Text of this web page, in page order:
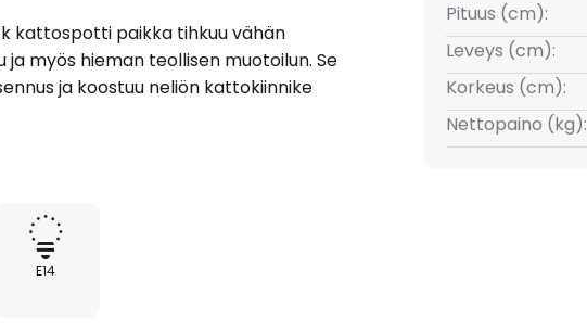
kattospotti paikka tihkuu vähän
myös hieman teollisen muotoilun. Se
ja koostuu neliön kattokiinnike
ja kääntyvä spotti tehty teräksestä,
voidaan saavuttaa täydellinen
E14
Pituus (cm):
Leveys (cm):
Korkeus (cm):
Nettopaino (kg):